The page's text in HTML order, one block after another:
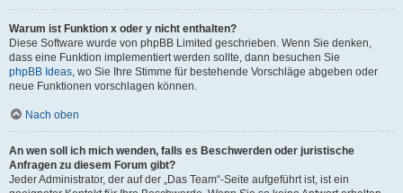
Warum ist Funktion x oder y nicht enthalten?
Diese Software wurde von phpBB Limited geschrieben. Wenn Sie denken,
dass eine Funktion implementiert werden sollte, dann besuchen Sie
phpBB Ideas, wo Sie Ihre Stimme für bestehende Vorschläge abgeben oder
neue Funktionen vorschlagen können.
Nach oben
An wen soll ich mich wenden, falls es Beschwerden oder juristische
Anfragen zu diesem Forum gibt?
Jeder Administrator, der auf der „Das Team“-Seite aufgeführt ist, ist ein